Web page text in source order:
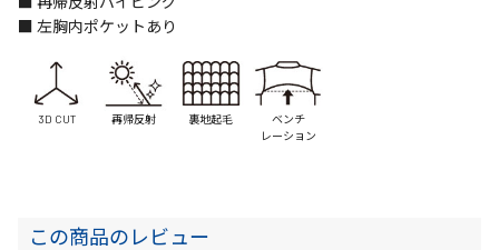
■ 左胸内ポケットあり
3D CUT 再帰反射 裏地起毛
ベンチ
レーション
この商品のレビュー